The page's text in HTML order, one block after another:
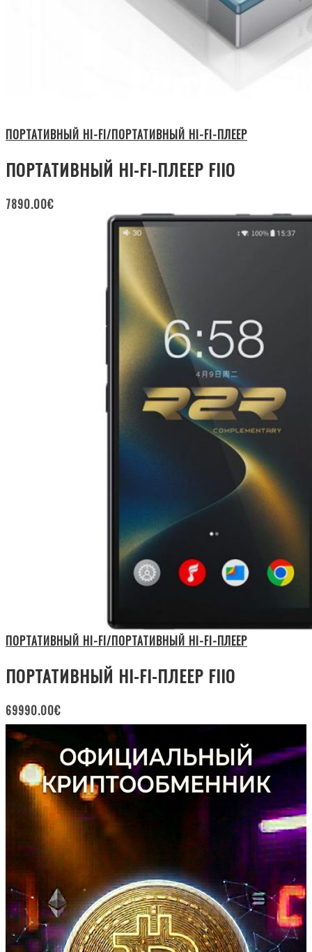
ПОРТАТИВНЫЙ HI-FI/ПОРТАТИВНЫЙ HI-FI-ПЛЕЕР
ПОРТАТИВНЫЙ HI-FI-ПЛЕЕР FIIO
7890.00€
ПОРТАТИВНЫЙ HI-FI/ПОРТАТИВНЫЙ HI-FI-ПЛЕЕР
ПОРТАТИВНЫЙ HI-FI-ПЛЕЕР FIIO
69990.00€